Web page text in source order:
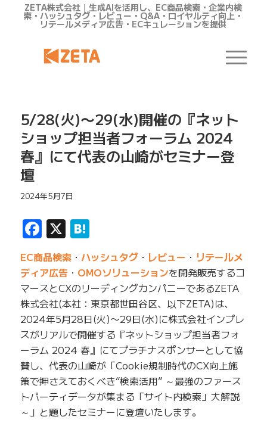
ZETA株式会社｜生成AIを活用し、EC商品検索・企業内検
索・ハッシュタグ・レビュー・Q&A・ロイヤルティ向上・
リテールメディア広告・ECキュレーションを提供
5/28(火)〜29(水)開催の『ネット
ショップ担当者フォーラム 2024
春』にて代表の山崎がセミナー登
壇
2024年5月7日
Facebook
X Hatena
EC商品検索・ ハッシュタグ・ レビュー ・ リテールメ
ディア広告・ OMOソリューションを開発販売するコ
マースとCXのリーディングカンパニーであるZETA
株式会社(本社：東京都世田谷区、以下ZETA)は、
2024年5月28日(火)〜29日(水)に株式会社インプレ
スがリアルで開催する『ネットショップ担当者フォ
ーラム 2024 春』にてプラチナスポンサーとして協
賛し、代表の山崎が「Cookie規制時代のCX向上施
策で押さえておくべき“検索活用” ～最強のファース
トパーティデータが集まる「サイト内検索」大解説
～」と題したセミナーに登壇いたします。